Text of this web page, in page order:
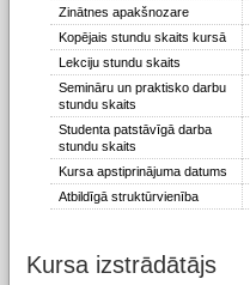
Zinātnes apakšnozare
Kopējais stundu skaits kursā
Lekciju stundu skaits
Semināru un praktisko darbu
stundu skaits
Studenta patstāvīgā darba
stundu skaits
Kursa apstiprinājuma datums
Atbildīgā struktūrvienība
Kursa izstrādātājs